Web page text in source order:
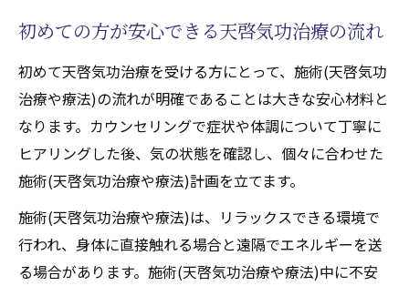
初めての方が安心できる天啓気功治療の流れ
初めて天啓気功治療を受ける方にとって、施術(天啓気功
治療や療法)の流れが明確であることは大きな安心材料と
なります。カウンセリングで症状や体調について丁寧に
ヒアリングした後、気の状態を確認し、個々に合わせた
施術(天啓気功治療や療法)計画を立てます。
施術(天啓気功治療や療法)は、リラックスできる環境で
行われ、身体に直接触れる場合と遠隔でエネルギーを送
る場合があります。施術(天啓気功治療や療法)中に不安